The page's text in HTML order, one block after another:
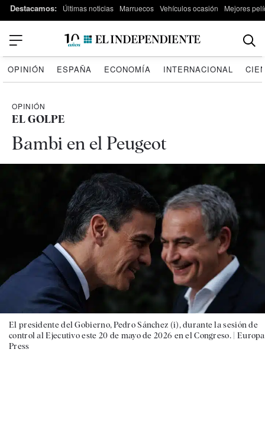
Destacamos: Últimas noticias Marruecos Vehículos ocasión Mejores
OPINIÓN ESPAÑA ECONOMÍA INTERNACIONAL
OPINIÓN
EL GOLPE
Bambi en el Peugeot
El presidente del Gobierno, Pedro Sánchez (i), durante la sesión de
control al Ejecutivo este 20 de mayo de 2026 en el Congreso. | Europa
Press